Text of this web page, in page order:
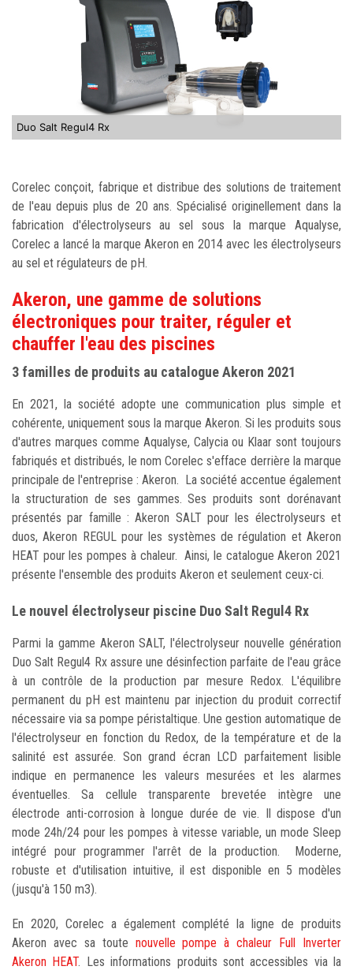
Duo Salt Regul4 Rx
Corelec conçoit, fabrique et distribue des solutions de traitement
de l'eau depuis plus de 20 ans. Spécialisé originellement dans la
fabrication d'électrolyseurs au sel sous la marque Aqualyse,
Corelec a lancé la marque Akeron en 2014 avec les électrolyseurs
au sel et régulateurs de pH.
Akeron, une gamme de solutions
électroniques pour traiter, réguler et
chauffer l'eau des piscines
3 familles de produits au catalogue Akeron 2021
En 2021, la société adopte une communication plus simple et
cohérente, uniquement sous la marque Akeron. Si les produits sous
d'autres marques comme Aqualyse, Calycia ou Klaar sont toujours
fabriqués et distribués, le nom Corelec s'efface derrière la marque
principale de l'entreprise : Akeron. La société accentue également
la structuration de ses gammes. Ses produits sont dorénavant
présentés par famille : Akeron SALT pour les électrolyseurs et
duos, Akeron REGUL pour les systèmes de régulation et Akeron
HEAT pour les pompes à chaleur. Ainsi, le catalogue Akeron 2021
présente l'ensemble des produits Akeron et seulement ceux-ci.
Le nouvel électrolyseur piscine Duo Salt Regul4 Rx
Parmi la gamme Akeron SALT, l'électrolyseur nouvelle génération
Duo Salt Regul4 Rx assure une désinfection parfaite de l'eau grâce
à un contrôle de la production par mesure Redox. L'équilibre
permanent du pH est maintenu par injection du produit correctif
nécessaire via sa pompe péristaltique. Une gestion automatique de
l'électrolyseur en fonction du Redox, de la température et de la
salinité est assurée. Son grand écran LCD parfaitement lisible
indique en permanence les valeurs mesurées et les alarmes
éventuelles. Sa cellule transparente brevetée intègre une
électrode anti-corrosion à longue durée de vie. Il dispose d'un
mode 24h/24 pour les pompes à vitesse variable, un mode Sleep
intégré pour programmer l'arrêt de la production. Moderne,
robuste et d'utilisation intuitive, il est disponible en 5 modèles
(jusqu'à 150 m3).
En 2020, Corelec a également complété la ligne de produits
Akeron avec sa toute nouvelle pompe à chaleur Full Inverter
Akeron HEAT. Les informations produits sont accessibles via la